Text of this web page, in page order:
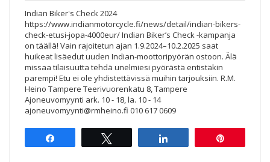
Indian Biker's Check 2024
https://www.indianmotorcycle.fi/news/detail/indian-bikers-
check-etusi-jopa-4000eur/ Indian Biker’s Check -kampanja
on täällä! Vain rajoitetun ajan 1.9.2024–10.2.2025 saat
huikeat lisäedut uuden Indian-moottoripyörän ostoon. Älä
missaa tilaisuutta tehdä unelmiesi pyörästä entistäkin
parempi! Etu ei ole yhdistettävissä muihin tarjouksiin. R.M.
Heino Tampere Teerivuorenkatu 8, Tampere
Ajoneuvomyynti ark. 10 - 18, la. 10 - 14
ajoneuvomyynti@rmheino.fi 010 617 0609